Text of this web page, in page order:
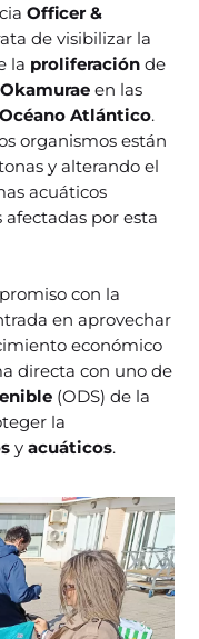
Officer &
de visibilizar la
la proliferaciónde
en las
Océano Atlántico.
organismos están
y alterando el
acuáticos
afectadas por esta
con la
en aprovechar
económico
directa con uno de
(ODS) de la
la
yacuáticos.